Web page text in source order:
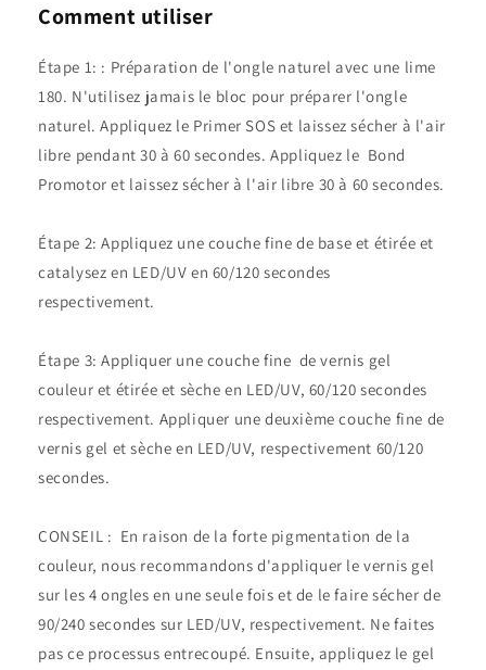
Comment utiliser
Étape 1: : Préparation de l'ongle naturel avec une lime
180. N'utilisez jamais le bloc pour préparer l'ongle
naturel. Appliquez le Primer SOS et laissez sécher à l'air
libre pendant 30 à 60 secondes. Appliquez le Bond
Promotor et laissez sécher à l'air libre 30 à 60 secondes.
Étape 2: Appliquez une couche fine de base et étirée et
catalysez en LED/UV en 60/120 secondes
respectivement.
Étape 3: Appliquer une couche fine de vernis gel
couleur et étirée et sèche en LED/UV, 60/120 secondes
respectivement. Appliquer une deuxième couche fine de
vernis gel et sèche en LED/UV, respectivement 60/120
secondes.
CONSEIL : En raison de la forte pigmentation de la
couleur, nous recommandons d'appliquer le vernis gel
sur les 4 ongles en une seule fois et de le faire sécher de
90/240 secondes sur LED/UV, respectivement. Ne faites
pas ce processus entrecoupé. Ensuite, appliquez le gel